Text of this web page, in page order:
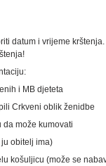
datum i vrijeme
i MB djeteta
Crkveni oblik ženidbe
da može kumovati
obitelj ima)
košuljicu (može se